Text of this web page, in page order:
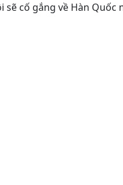
cố gắng về Hàn Quốc